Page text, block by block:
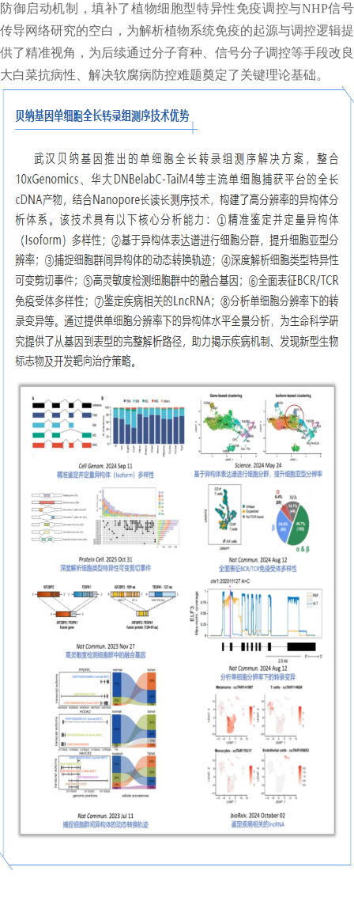
防御启动机制，填补了植物细胞型特异性免疫调控与NHP信号
传导网络研究的空白，为解析植物系统免疫的起源与调控逻辑提
供了精准视角，为后续通过分子育种、信号分子调控等手段改良
大白菜抗病性、解决软腐病防控难题奠定了关键理论基础。